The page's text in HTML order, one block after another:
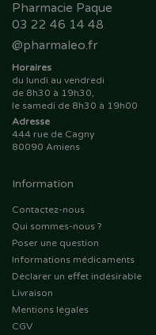
Pharmacie Paque
03 22 46 14 48
@pharmaleo.fr
Horaires
du lundi au vendredi
de 8h30 à 19h30,
le samedi de 8h30 à 19h00
Adresse
444 rue de Cagny
80090 Amiens
Information
Contactez-nous
Qui sommes-nous ?
Poser une question
Informations médicaments
Déclarer un effet indésirable
Livraison
Mentions légales
CGV